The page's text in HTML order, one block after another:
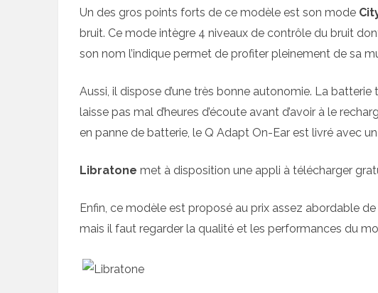
Un des gros points forts de ce modèle est son mode
bruit. Ce mode intègre 4 niveaux de contrôle du bruit
son nom l’indique permet de profiter pleinement de sa
Aussi, il dispose d’une très bonne autonomie. La
laisse pas mal d’heures d’écoute avant d’avoir à le
en panne de batterie, le Q Adapt On-Ear est livré avec
Libratone met à disposition une appli à télécharger
Enfin, ce modèle est proposé au prix assez abordable de
mais il faut regarder la qualité et les performances du